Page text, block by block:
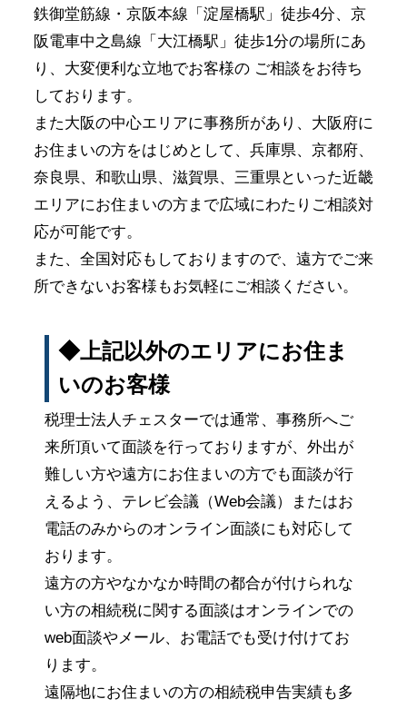
鉄御堂筋線・京阪本線「淀屋橋駅」徒歩4分、京
阪電車中之島線「大江橋駅」徒歩1分の場所にあ
り、大変便利な立地でお客様の ご相談をお待ち
しております。
また大阪の中心エリアに事務所があり、大阪府に
お住まいの方をはじめとして、兵庫県、京都府、
奈良県、和歌山県、滋賀県、三重県といった近畿
エリアにお住まいの方まで広域にわたりご相談対
応が可能です。
また、全国対応もしておりますので、遠方でご来
所できないお客様もお気軽にご相談ください。
◆上記以外のエリアにお住ま
いのお客様
税理士法人チェスターでは通常、事務所へご
来所頂いて面談を行っておりますが、外出が
難しい方や遠方にお住まいの方でも面談が行
えるよう、テレビ会議（Web会議）またはお
電話のみからのオンライン面談にも対応して
おります。
遠方の方やなかなか時間の都合が付けられな
い方の相続税に関する面談はオンラインでの
web面談やメール、お電話でも受け付けてお
ります。
遠隔地にお住まいの方の相続税申告実績も多